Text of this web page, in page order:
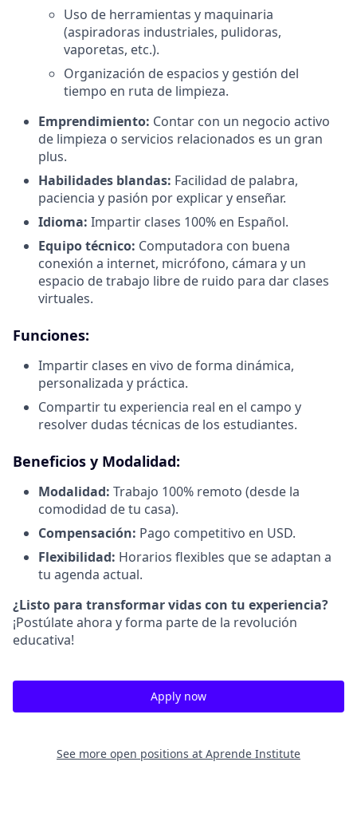
Uso de herramientas y maquinaria
(aspiradoras industriales, pulidoras,
vaporetas, etc.).
Organización de espacios y gestión del
tiempo en ruta de limpieza.
Emprendimiento: Contar con un negocio activo
de limpieza o servicios relacionados es un gran
plus.
Habilidades blandas: Facilidad de palabra,
paciencia y pasión por explicar y enseñar.
Idioma: Impartir clases 100% en Español.
Equipo técnico: Computadora con buena
conexión a internet, micrófono, cámara y un
espacio de trabajo libre de ruido para dar clases
virtuales.
Funciones:
Impartir clases en vivo de forma dinámica,
personalizada y práctica.
Compartir tu experiencia real en el campo y
resolver dudas técnicas de los estudiantes.
Beneficios y Modalidad:
Modalidad: Trabajo 100% remoto (desde la
comodidad de tu casa).
Compensación: Pago competitivo en USD.
Flexibilidad: Horarios flexibles que se adaptan a
tu agenda actual.
¿Listo para transformar vidas con tu experiencia?
¡Postúlate ahora y forma parte de la revolución
educativa!
Apply now
See more open positions at Aprende Institute